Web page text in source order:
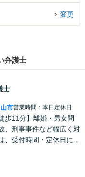
変更
弁護士
士
市営業時間：本日定休日
歩11分】離婚・男女問
、刑事事件など幅広く対
、受付時間・定休日に関